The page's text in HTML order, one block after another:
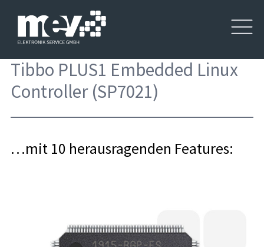
Tibbo PLUS1 Embedded Linux
Controller (SP7021)
…mit 10 herausragenden Features: